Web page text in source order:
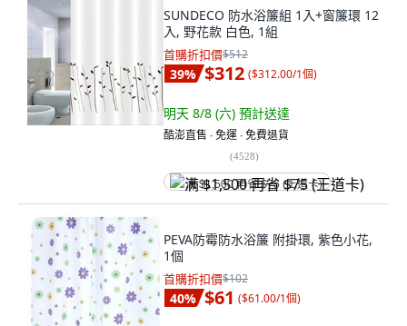
SUNDECO 防水浴簾組 1入+窗簾環 12
入, 野花款 白色, 1組
首購折扣價$512
39% $312 ($312.00/1個)
明天 8/8 (六) 預計送達
酷澎直售 ∙ 免運 ∙ 免費退貨
(4528)
满 $1,500 再省 $75 (王道卡)
PEVA防霉防水浴簾 附掛環, 紫色小花,
1個
首購折扣價$102
40% $61 ($61.00/1個)